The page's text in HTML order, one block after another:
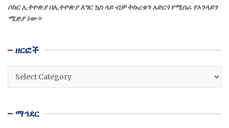
ሶከር ኢትዮጵያ በኢትዮጵያ እግር ኳስ ላይ ብቻ ትኩረቱን አድርጎ የሚሰራ የኦንላይን
ሚድያ ነው።
ዘርፎች
ዘርፎች
ማኅደር